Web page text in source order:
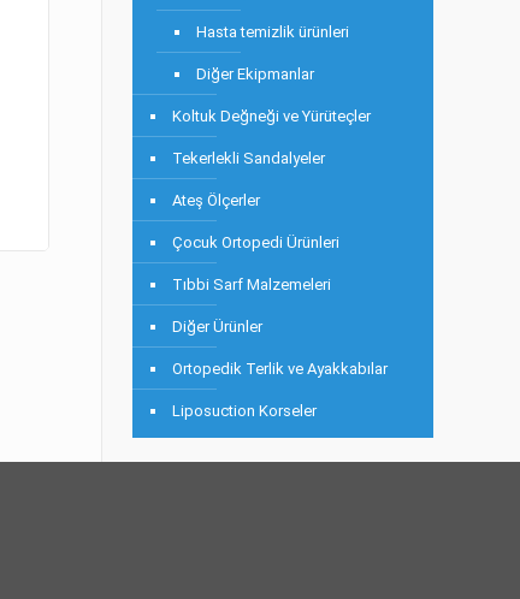
Hasta temizlik ürünleri
Diğer Ekipmanlar
Koltuk Değneği ve Yürüteçler
Tekerlekli Sandalyeler
Ateş Ölçerler
Çocuk Ortopedi Ürünleri
Tıbbi Sarf Malzemeleri
Diğer Ürünler
Ortopedik Terlik ve Ayakkabılar
Liposuction Korseler